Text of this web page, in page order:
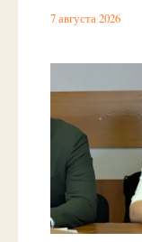
7 августа 2026